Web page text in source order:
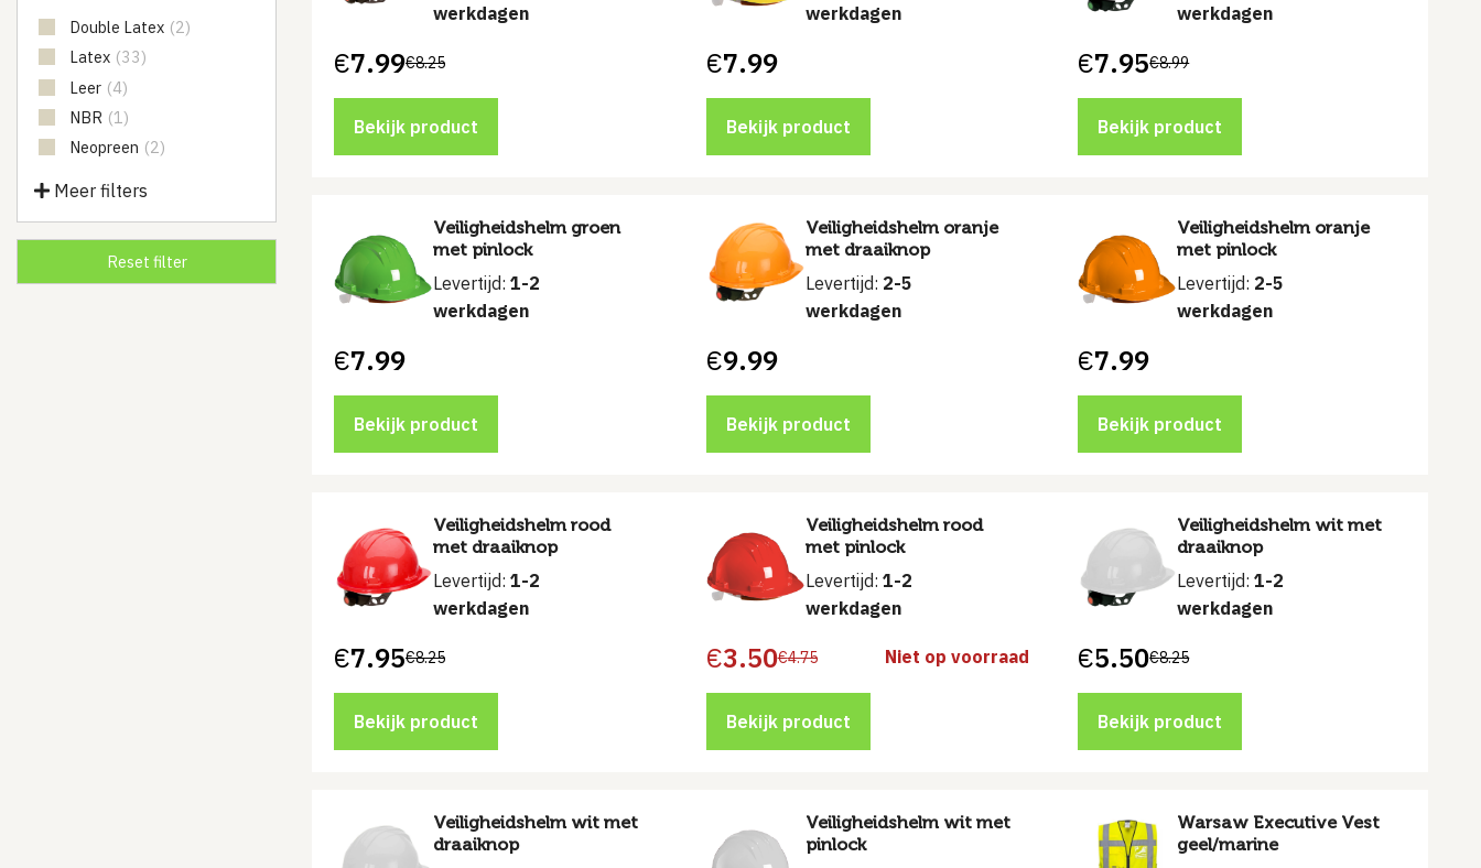
Double Latex (2)
Latex (33)
Leer (4)
NBR (1)
Neopreen (2)
Meer filters
werkdagen
€8.25
Oorspronkelijke
was:
€8.25.
€7.99
Huidige
is:
€7.99.
Bekijk product
werkdagen
€7.99
Bekijk product
werkdagen
€8.99
Oorspronkelijke
was:
€8.99.
€7.95
Huidige
is:
€7.95.
Bekijk product
Veiligheidshelm groen
met pinlock
Levertijd: 1-2
werkdagen
€7.99
Bekijk product
Veiligheidshelm oranje
met draaiknop
Levertijd: 2-5
werkdagen
€9.99
Bekijk product
Veiligheidshelm oranje
met pinlock
Levertijd: 2-5
werkdagen
€7.99
Bekijk product
Veiligheidshelm rood
met draaiknop
Levertijd: 1-2
werkdagen
€8.25
Oorspronkelijke
was:
€8.25.
€7.95
Huidige
is:
€7.95.
Bekijk product
Veiligheidshelm rood
met pinlock
Levertijd: 1-2
werkdagen
€4.75
Oorspronkelijke
was:
€4.75.
€3.50
Huidige
is:
€3.50.
Niet op voorraad
Bekijk product
Veiligheidshelm wit met
draaiknop
Levertijd:1-2
werkdagen
€8.25
Oorspronkelijke
was:
€8.25.
€5.50
Huidige
is:
€5.50.
Bekijk product
Veiligheidshelm wit met
draaiknop
Veiligheidshelm wit met
pinlock
Warsaw Executive Vest
geel/marine